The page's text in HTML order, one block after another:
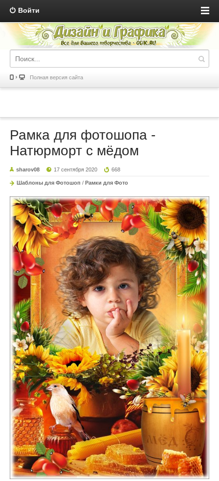
Войти
Полная версия сайта
Рамка для фотошопа -
Натюрморт с мёдом
sharov08 17 сентября 2020 668
Шаблоны для Фотошоп / Рамки для Фото